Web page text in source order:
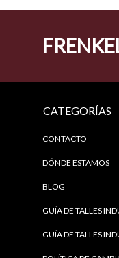
CATEGORÍAS
CONTACTO
DÓNDE ESTAMOS
BLOG
GUÍA DE TALLES
GUÍA DE TALLES